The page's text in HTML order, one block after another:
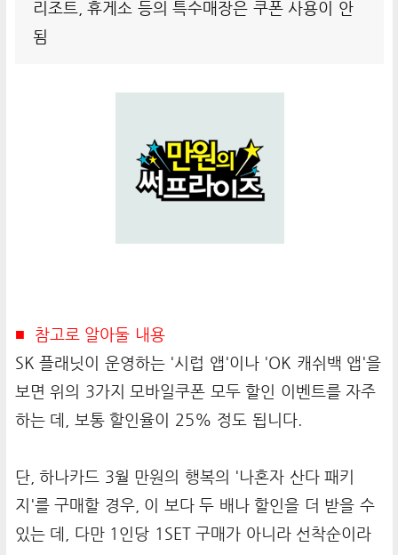
리조트, 휴게소 등의 특수매장은 쿠폰 사용이 안
됨
■ 참고로 알아둘 내용
SK 플래닛이 운영하는 '시럽 앱'이나 'OK 캐쉬백 앱'을
보면 위의 3가지 모바일쿠폰 모두 할인 이벤트를 자주
하는 데, 보통 할인율이 25% 정도 됩니다.
단, 하나카드 3월 만원의 행복의 '나혼자 산다 패키
지'를 구매할 경우, 이 보다 두 배나 할인을 더 받을 수
있는 데, 다만 1인당 1SET 구매가 아니라 선착순이라